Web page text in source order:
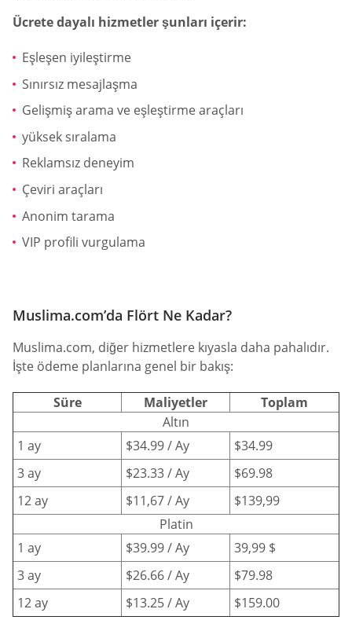
Ücrete dayalı hizmetler şunları içerir:
Eşleşen iyileştirme
Sınırsız mesajlaşma
Gelişmiş arama ve eşleştirme araçları
yüksek sıralama
Reklamsız deneyim
Çeviri araçları
Anonim tarama
VIP profili vurgulama
Muslima.com’da Flört Ne Kadar?
Muslima.com, diğer hizmetlere kıyasla daha pahalıdır.
İşte ödeme planlarına genel bir bakış:
Süre Maliyetler
Toplam
Altın
1 ay
$34.99 / Ay
$34.99
3 ay
$23.33 / Ay
$69.98
12 ay
$11,67 / Ay
$139,99
Platin
1 ay
$39.99 / Ay
39,99 $
3 ay
$26.66 / Ay
$79.98
12 ay
$13.25 / Ay $159.00